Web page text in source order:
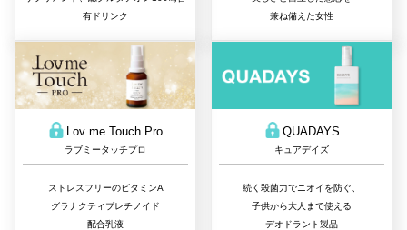
有ドリンク
兼ね備えた女性
Lov me Touch Pro
ラブミータッチプロ
ストレスフリーのビタミンA
グラナクティブレチノイド
配合乳液
QUADAYS
キュアデイズ
続く殺菌力でニオイを防ぐ、
子供から大人まで使える
デオドラント製品